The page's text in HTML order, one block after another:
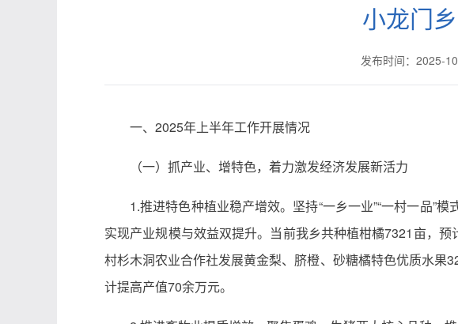
小龙门
发布时间：2025-
一、2025年上半年工作开展情况
（一）抓产业、增特色，着力激发经济发展新活力
1.推进特色种植业稳产增效。坚持“一乡一业”“一村一品”
实现产业规模与效益双提升。当前我乡共种植柑橘7321亩，
村杉木洞农业合作社发展黄金梨、脐橙、砂糖橘特色优质水
计提高产值70余万元。